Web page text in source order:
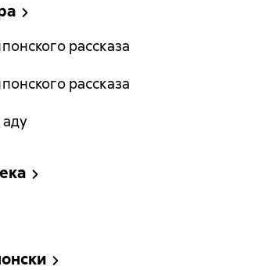
рассказа
рассказа